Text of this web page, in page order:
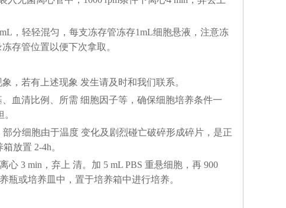
，轻轻混匀，每支冻存管冻存1mL细胞悬液，注意冻
存管位置以便下次拿取。
，若有上述现象 发生请及时和我们联系。
血清比例、所需 细胞因子等，确保细胞培养条件一
分细胞由于温度 变化及剧烈碰亡破碎形成碎片，是正
放置 2-4h。
心 3 min，弃上 清。加 5 mL PBS 重悬细胞，再 900
瓶或培养皿中，置于培养箱中进行培养。